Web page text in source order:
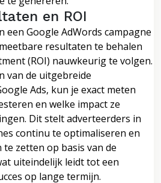
en ROI
een Google AdWords campagne
resultaten te behalen
(ROI) nauwkeurig te volgen.
van de uitgebreide
Ads, kun je exact meten
en welke impact ze
Dit stelt adverteerders in
continu te optimaliseren en
zetten op basis van de
uiteindelijk leidt tot een
op lange termijn.